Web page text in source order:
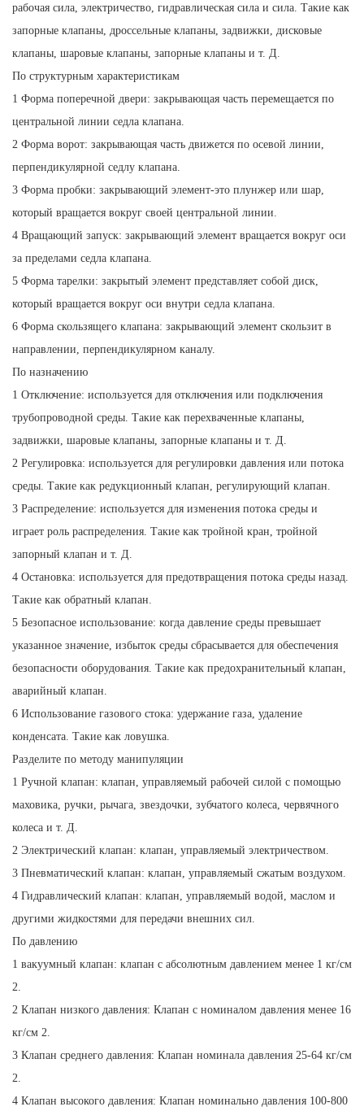
рабочая сила, электричество, гидравлическая сила и сила. Такие как
запорные клапаны, дроссельные клапаны, задвижки, дисковые
клапаны, шаровые клапаны, запорные клапаны и т. Д.
По структурным характеристикам
1 Форма поперечной двери: закрывающая часть перемещается по
центральной линии седла клапана.
2 Форма ворот: закрывающая часть движется по осевой линии,
перпендикулярной седлу клапана.
3 Форма пробки: закрывающий элемент-это плунжер или шар,
который вращается вокруг своей центральной линии.
4 Вращающий запуск: закрывающий элемент вращается вокруг оси
за пределами седла клапана.
5 Форма тарелки: закрытый элемент представляет собой диск,
который вращается вокруг оси внутри седла клапана.
6 Форма скользящего клапана: закрывающий элемент скользит в
направлении, перпендикулярном каналу.
По назначению
1 Отключение: используется для отключения или подключения
трубопроводной среды. Такие как перехваченные клапаны,
задвижки, шаровые клапаны, запорные клапаны и т. Д.
2 Регулировка: используется для регулировки давления или потока
среды. Такие как редукционный клапан, регулирующий клапан.
3 Распределение: используется для изменения потока среды и
играет роль распределения. Такие как тройной кран, тройной
запорный клапан и т. Д.
4 Остановка: используется для предотвращения потока среды назад.
Такие как обратный клапан.
5 Безопасное использование: когда давление среды превышает
указанное значение, избыток среды сбрасывается для обеспечения
безопасности оборудования. Такие как предохранительный клапан,
аварийный клапан.
6 Использование газового стока: удержание газа, удаление
конденсата. Такие как ловушка.
Разделите по методу манипуляции
1 Ручной клапан: клапан, управляемый рабочей силой с помощью
маховика, ручки, рычага, звездочки, зубчатого колеса, червячного
колеса и т. Д.
2 Электрический клапан: клапан, управляемый электричеством.
3 Пневматический клапан: клапан, управляемый сжатым воздухом.
4 Гидравлический клапан: клапан, управляемый водой, маслом и
другими жидкостями для передачи внешних сил.
По давлению
1 вакуумный клапан: клапан с абсолютным давлением менее 1 кг/см
2.
2 Клапан низкого давления: Клапан с номиналом давления менее 16
кг/см 2.
3 Клапан среднего давления: Клапан номинала давления 25-64 кг/см
2.
4 Клапан высокого давления: Клапан номинально давления 100-800